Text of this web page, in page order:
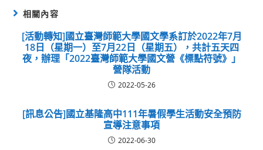
相關內容
[活動轉知]國立臺灣師範大學國文學系訂於2022年7月
18日（星期一）至7月22日（星期五），共計五天四
夜，辦理「2022臺灣師範大學國文營《標點符號》」
營隊活動
2022-05-26
[訊息公告]國立基隆高中111年暑假學生活動安全預防
宣導注意事項
2022-06-30